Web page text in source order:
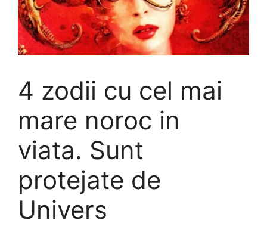
4 zodii cu cel mai
mare noroc in
viata. Sunt
protejate de
Univers